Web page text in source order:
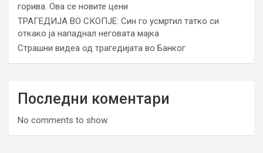
горива. Ова се новите цени
ТРАГЕДИЈА ВО СКОПЈЕ: Син го усмртил татко си
откако ја нападнал неговата мајка
Страшни видеа од трагедијата во Банког
Последни коментари
No comments to show.